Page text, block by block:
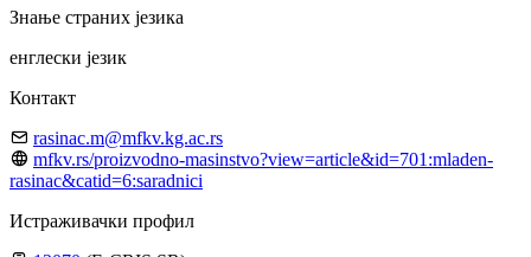
Знање страних језика
енглески језик
Контакт
rasinac.m@mfkv.kg.ac.rs
mfkv.rs/proizvodno-masinstvo?view=article&id=701:mladen-
rasinac&catid=6:saradnici
Истраживачки профил